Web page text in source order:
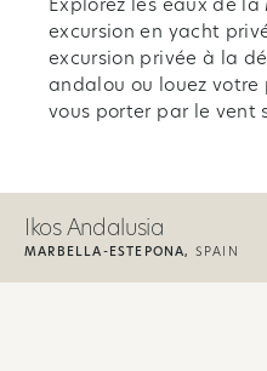
Explorez les eaux de la
excursion en yacht
excursion privée à la
andalou ou louez votre
vous porter par le vent
Ikos Andalusia
MARBELLA-ESTEPONA, SPAIN